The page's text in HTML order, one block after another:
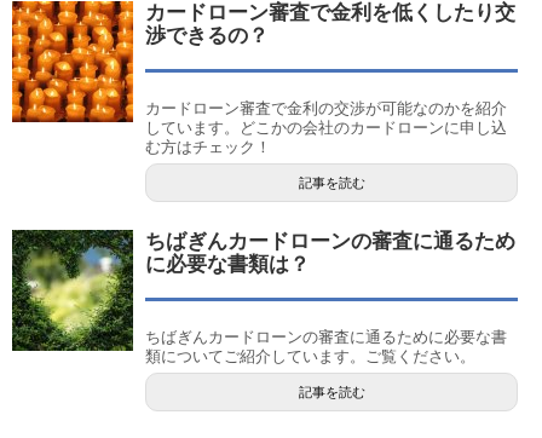
カードローン審査で金利を低くしたり交
渉できるの？
カードローン審査で金利の交渉が可能なのかを紹介
しています。どこかの会社のカードローンに申し込
む方はチェック！
記事を読む
ちばぎんカードローンの審査に通るため
に必要な書類は？
ちばぎんカードローンの審査に通るために必要な書
類についてご紹介しています。ご覧ください。
記事を読む